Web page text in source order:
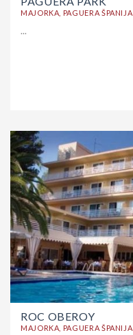
MAJORKA, PAGUERA ŠPANIJA
...
ROC OBEROY
MAJORKA, PAGUERA ŠPANIJA